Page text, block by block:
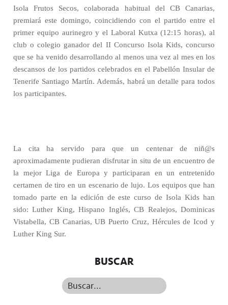
Isola Frutos Secos, colaborada habitual del CB Canarias,
premiará este domingo, coincidiendo con el partido entre el
primer equipo aurinegro y el Laboral Kutxa (12:15 horas), al
club o colegio ganador del II Concurso Isola Kids, concurso
que se ha venido desarrollando al menos una vez al mes en los
descansos de los partidos celebrados en el Pabellón Insular de
Tenerife Santiago Martín. Además, habrá un detalle para todos
los participantes.
La cita ha servido para que un centenar de niñ@s
aproximadamente pudieran disfrutar in situ de un encuentro de
la mejor Liga de Europa y participaran en un entretenido
certamen de tiro en un escenario de lujo. Los equipos que han
tomado parte en la edición de este curso de Isola Kids han
sido: Luther King, Hispano Inglés, CB Realejos, Dominicas
Vistabella, CB Canarias, UB Puerto Cruz, Hércules de Icod y
Luther King Sur.
BUSCAR
Buscar...